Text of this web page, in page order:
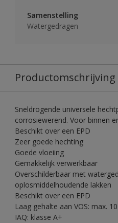
Samenstelling
Watergedragen
Productomschrijving
Sneldrogende universele
corrosiewerend. Voor binnen
Beschikt over een EPD
Zeer goede hechting
Goede vloeiing
Gemakkelijk verwerkbaar
Overschilderbaar met
oplosmiddelhoudende lakken
Beschikt over een EPD
Laag gehalte aan VOS: max.
IAQ: klasse A+